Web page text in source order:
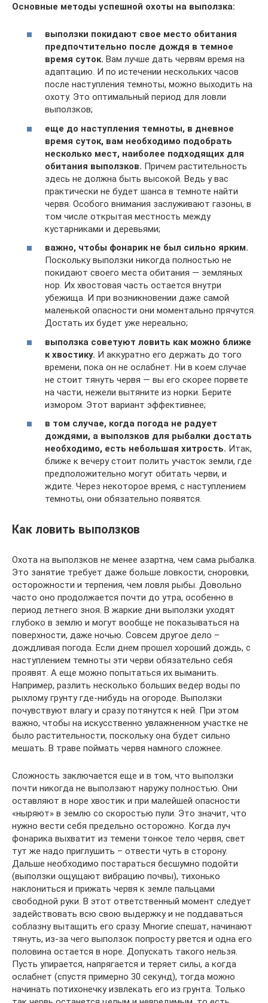
Основные методы успешной охоты на выползка:
выползки покидают свое место обитания
предпочтительно после дождя в темное
время суток. Вам лучше дать червям время на
адаптацию. И по истечении нескольких часов
после наступления темноты, можно выходить на
охоту. Это оптимальный период для ловли
выползков;
еще до наступления темноты, в дневное
время суток, вам необходимо подобрать
несколько мест, наиболее подходящих для
обитания выползков. Причем растительность
здесь не должна быть высокой. Ведь у вас
практически не будет шанса в темноте найти
червя. Особого внимания заслуживают газоны, в
том числе открытая местность между
кустарниками и деревьями;
важно, чтобы фонарик не был сильно ярким.
Поскольку выползки никогда полностью не
покидают своего места обитания — земляных
нор. Их хвостовая часть остается внутри
убежища. И при возникновении даже самой
маленькой опасности они моментально прячутся.
Достать их будет уже нереально;
выползка советуют ловить как можно ближе
к хвостику. И аккуратно его держать до того
времени, пока он не ослабнет. Ни в коем случае
не стоит тянуть червя — вы его скорее порвете
на части, нежели вытяните из норки. Берите
измором. Этот вариант эффективнее;
в том случае, когда погода не радует
дождями, а выползков для рыбалки достать
необходимо, есть небольшая хитрость. Итак,
ближе к вечеру стоит полить участок земли, где
предположительно могут обитать черви, и
ждите. Через некоторое время, с наступлением
темноты, они обязательно появятся.
Как ловить выползков
Охота на выползков не менее азартна, чем сама рыбалка.
Это занятие требует даже больше ловкости, сноровки,
осторожности и терпения, чем ловля рыбы. Довольно
часто оно продолжается почти до утра, особенно в
период летнего зноя. В жаркие дни выползки уходят
глубоко в землю и могут вообще не показываться на
поверхности, даже ночью. Совсем другое дело –
дождливая погода. Если днем прошел хороший дождь, с
наступлением темноты эти черви обязательно себя
проявят. А еще можно попытаться их выманить.
Например, разлить несколько больших ведер воды по
рыхлому грунту где-нибудь на огороде. Выползки
почувствуют влагу и сразу потянутся к ней. При этом
важно, чтобы на искусственно увлажненном участке не
было растительности, поскольку она будет сильно
мешать. В траве поймать червя намного сложнее.
Сложность заключается еще и в том, что выползки
почти никогда не выползают наружу полностью. Они
оставляют в норе хвостик и при малейшей опасности
«ныряют» в землю со скоростью пули. Это значит, что
нужно вести себя предельно осторожно. Когда луч
фонарика выхватит из темени тонкое тело червя, свет
тут же надо приглушить – отвести чуть в сторону.
Дальше необходимо постараться бесшумно подойти
(выползки ощущают вибрацию почвы), тихонько
наклониться и прижать червя к земле пальцами
свободной руки. В этот ответственный момент следует
задействовать всю свою выдержку и не поддаваться
соблазну вытащить его сразу. Многие спешат, начинают
тянуть, из-за чего выползок попросту рвется и одна его
половина остается в норе. Допускать такого нельзя.
Пусть упирается, напрягается и теряет силы, а когда
ослабнет (спустя примерно 30 секунд), тогда можно
начинать потихонечку извлекать его из грунта. Только